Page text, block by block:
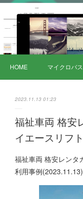
HOME マイクロバ
2023.11.13 01:23
福祉車両 格安
イエースリフ
福祉車両 格安レンタ
利用事例(2023.11.13)